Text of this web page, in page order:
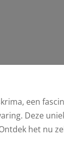
een
Deze
het nu